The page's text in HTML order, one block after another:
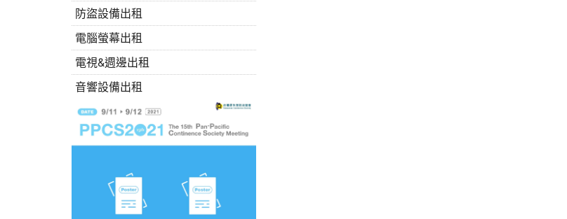
防盜設備出租
電腦螢幕出租
電視&週邊出租
音響設備出租